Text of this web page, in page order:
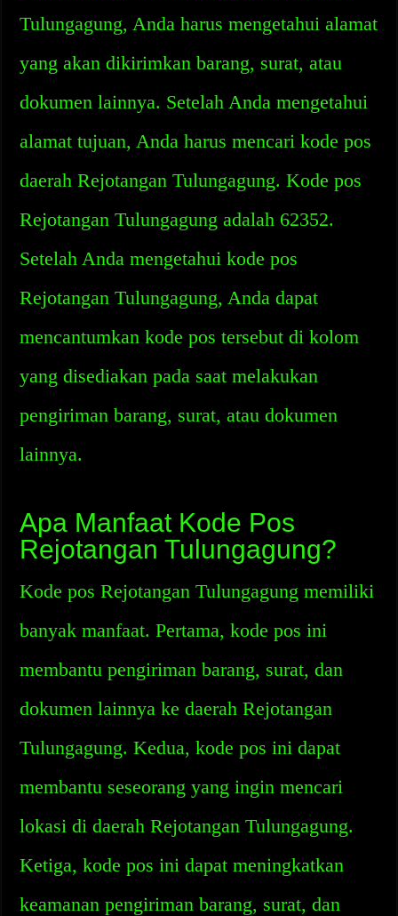
Tulungagung, Anda harus mengetahui alamat
yang akan dikirimkan barang, surat, atau
dokumen lainnya. Setelah Anda mengetahui
alamat tujuan, Anda harus mencari kode pos
daerah Rejotangan Tulungagung. Kode pos
Rejotangan Tulungagung adalah 62352.
Setelah Anda mengetahui kode pos
Rejotangan Tulungagung, Anda dapat
mencantumkan kode pos tersebut di kolom
yang disediakan pada saat melakukan
pengiriman barang, surat, atau dokumen
lainnya.
Apa Manfaat Kode Pos
Rejotangan Tulungagung?
Kode pos Rejotangan Tulungagung memiliki
banyak manfaat. Pertama, kode pos ini
membantu pengiriman barang, surat, dan
dokumen lainnya ke daerah Rejotangan
Tulungagung. Kedua, kode pos ini dapat
membantu seseorang yang ingin mencari
lokasi di daerah Rejotangan Tulungagung.
Ketiga, kode pos ini dapat meningkatkan
keamanan pengiriman barang, surat, dan